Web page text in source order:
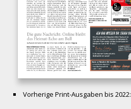
Vorherige Print-Ausgaben bis 2022: